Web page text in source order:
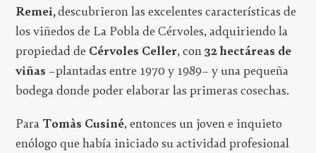
Remei,descubrieron las excelentes características de
los viñedos de La Pobla de Cérvoles, adquiriendo la
propiedad de Cérvoles Celler, con32 hectáreas de
viñas –plantadas entre 1970 y 1989– y una pequeña
bodega donde poder elaborar las primeras cosechas.
Para Tomàs Cusiné, entonces un joven e inquieto
enólogo que había iniciado su actividad profesional